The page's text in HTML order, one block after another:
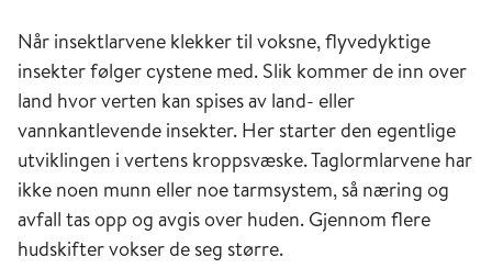
Når insektlarvene klekker til voksne, flyvedyktige
insekter følger cystene med. Slik kommer de inn over
land hvor verten kan spises av land- eller
vannkantlevende insekter. Her starter den egentlige
utviklingen i vertens kroppsvæske. Taglormlarvene har
ikke noen munn eller noe tarmsystem, så næring og
avfall tas opp og avgis over huden. Gjennom flere
hudskifter vokser de seg større.